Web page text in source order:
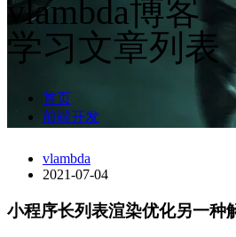
vlambda博客
学习文章列表
首页
前端开发
vlambda
2021-07-04
小程序长列表渲染优化另一种